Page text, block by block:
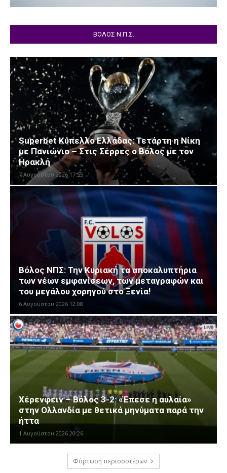
ΒΟΛΟΣ Ν.Π.Σ.
Superbet Κύπελλο Ελλάδας: Τετάρτη η Νίκη
με Πανιώνιο – Στις Σέρρες ο Βόλος με τον
Ηρακλή
7 Αυγούστου 2026 17:55
Βόλος ΝΠΣ: Την Κυριακή τα αποκαλυπτήρια
των νέων εμφανίσεων, των μεταγραφών και
του μεγάλου χορηγού στο Ξενία!
6 Αυγούστου 2026 12:08
Χέρενφειν – Βόλος 3-2: «Έπεσε η αυλαία»
στην Ολλανδία με θετικά μηνύματα παρά την
ήττα
1 Αυγούστου 2026 20:26
Φόρτωση περισσοτέρων